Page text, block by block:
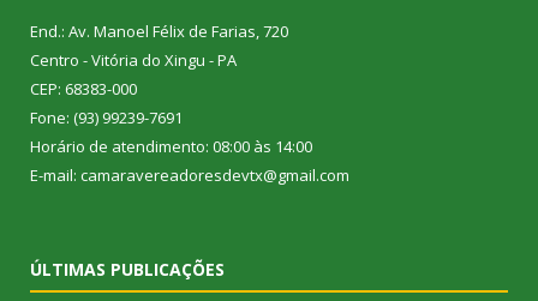
End.: Av. Manoel Félix de Farias, 720
Centro - Vitória do Xingu - PA
CEP: 68383-000
Fone: (93) 99239-7691
Horário de atendimento: 08:00 às 14:00
E-mail: camaravereadoresdevtx@gmail.com
ÚLTIMAS PUBLICAÇÕES